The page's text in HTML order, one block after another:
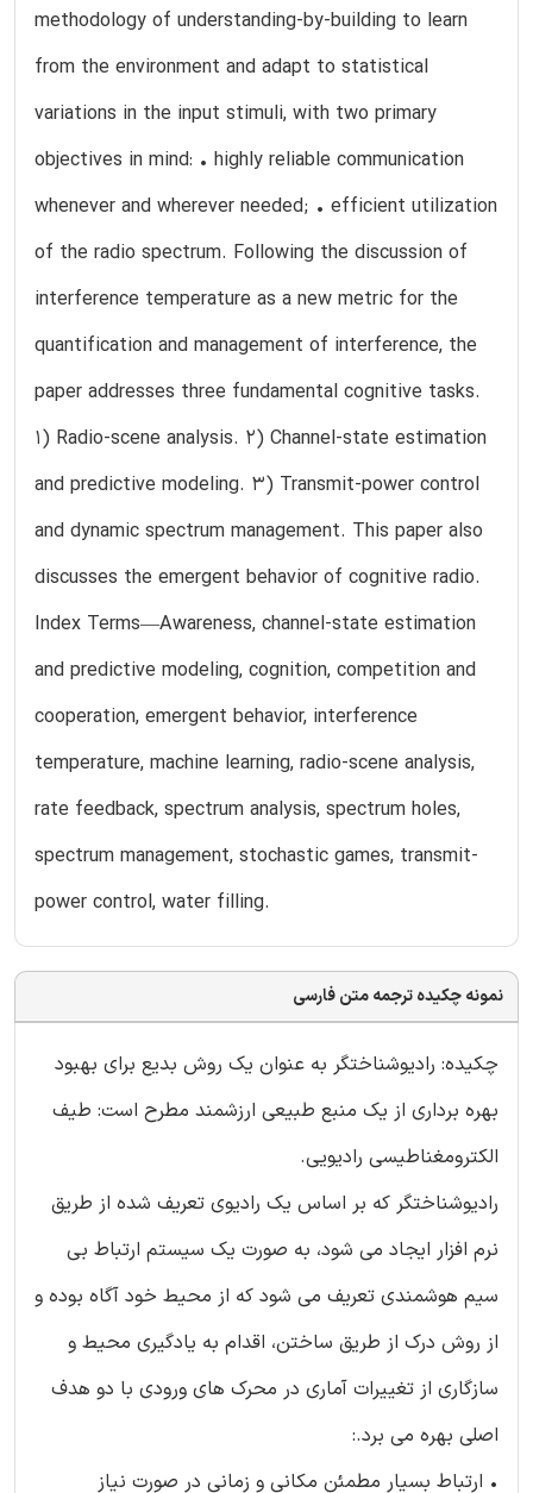
methodology of understanding-by-building to learn
from the environment and adapt to statistical
variations in the input stimuli, with two primary
objectives in mind: • highly reliable communication
whenever and wherever needed; • efficient utilization
of the radio spectrum. Following the discussion of
interference temperature as a new metric for the
quantification and management of interference, the
paper addresses three fundamental cognitive tasks.
1) Radio-scene analysis. 2) Channel-state estimation
and predictive modeling. 3) Transmit-power control
and dynamic spectrum management. This paper also
discusses the emergent behavior of cognitive radio.
Index Terms—Awareness, channel-state estimation
and predictive modeling, cognition, competition and
cooperation, emergent behavior, interference
temperature, machine learning, radio-scene analysis,
rate feedback, spectrum analysis, spectrum holes,
spectrum management, stochastic games, transmit-
power control, water filling.
نمونه چکیده ترجمه متن فارسی
چکیده: رادیوشناختگر به عنوان یک روش بدیع برای بهبود
بهره برداری از یک منبع طبیعی ارزشمند مطرح است: طیف
الکترومغناطیسی رادیویی.
رادیوشناختگر که بر اساس یک رادیوی تعریف شده از طریق
نرم افزار ایجاد می شود، به صورت یک سیستم ارتباط بی
سیم هوشمندی تعریف می شود که از محیط خود آگاه بوده و
از روش درک از طریق ساختن، اقدام به یادگیری محیط و
سازگاری از تغییرات آماری در محرک های ورودی با دو هدف
اصلی بهره می برد.:
• ارتباط بسیار مطمئن مکانی و زمانی در صورت نیاز